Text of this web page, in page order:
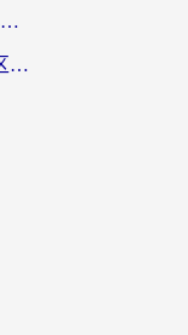
12123在国外能登录吗？海外华人必看的回国加速实用指南
海外党追剧必备：手机解除地区限制app怎么选？解决央视视频&国内剧地区限制全指南